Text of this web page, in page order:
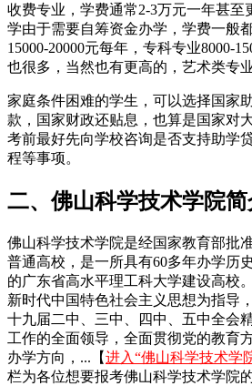
收费专业，学费通常2-3万元一年甚至
学由于需要自筹资金办学，学费一般
15000-20000元每年，专科专业8000-
也很多，当然也有更高的，艺术类专
家庭条件困难的学生，可以选择国家
款，国家财政还贴息，也算是国家对
考前最好先向学校咨询是否支持助学
程等事项。
二、佛山科学技术学院
佛山科学技术学院是经国家教育部批
普通高校，是一所具有60多年办学历
的广东省高水平理工科大学建设高校
新时代中国特色社会主义思想为指导
十九届二中、三中、四中、五中全会
工作的全面领导，全面贯彻党的教育
办学方向，...【进入“佛山科学技术学
栏为各位想要报考佛山科学技术学院